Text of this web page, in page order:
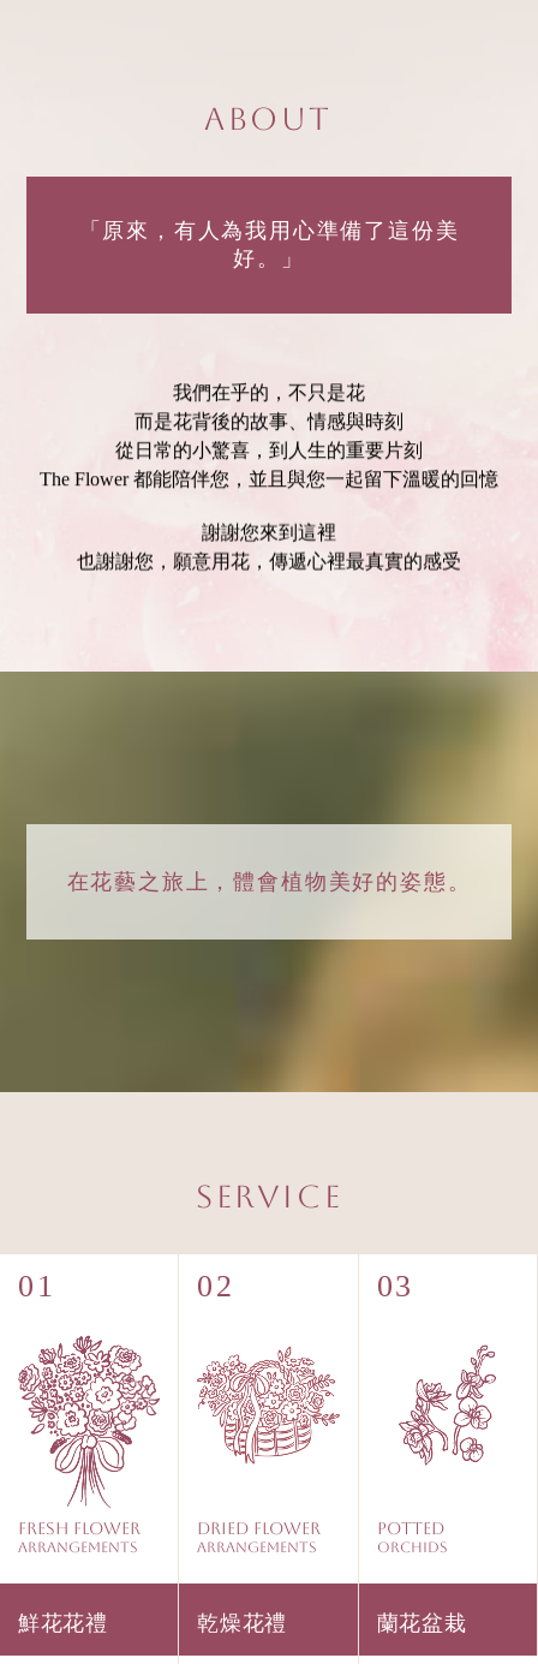
About
「原來，有人為我用心準備了這份美
好。」
我們在乎的，不只是花
而是花背後的故事、情感與時刻
從日常的小驚喜，到人生的重要片刻
The Flower 都能陪伴您，並且與您一起留下溫暖的回憶
謝謝您來到這裡
也謝謝您，願意用花，傳遞心裡最真實的感受
在花藝之旅上，體會植物美好的姿態。
Service
Fresh Flower
Arrangements
鮮花花禮
Dried Flower
Arrangements
乾燥花禮
Potted
Orchids
蘭花盆栽